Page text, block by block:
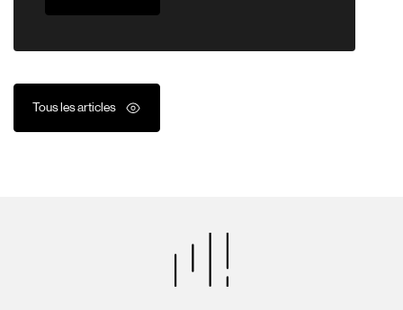
Tous les articles